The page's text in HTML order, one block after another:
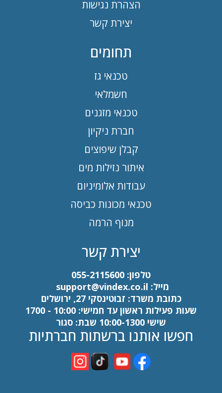
הצהרת נגישות
יצירת קשר
תחומים
טכנאי גז
חשמלאי
טכנאי מזגנים
חברת ניקיון
קבלן שיפוצים
איתור נזילות מים
עבודות אלומיניום
טכנאי מכונות כביסה
מנוף הרמה
יצירת קשר
טלפון: 055-2115600
מייל: support@vindex.co.il
כתובת משרד: זבוטינסקי 27, ירושלים
שעות פעילות ראשון עד חמישי: 10:00 - 1700
שישי 10:00-1300 שבת: סגור
חפשו אותנו ברשתות חברתיות